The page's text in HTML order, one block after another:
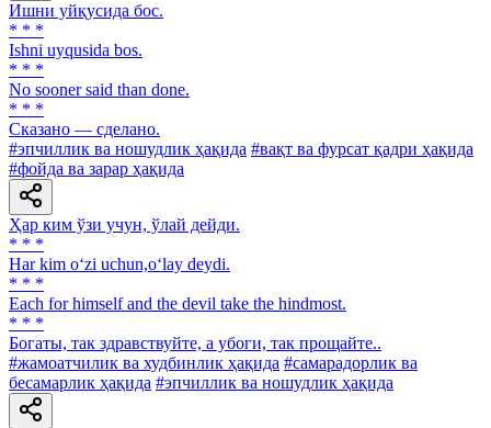
Ишни уйқусида бос.
* * *
Ishni uyqusida bos.
* * *
No sooner said than done.
* * *
Сказано — сделано.
#эпчиллик ва ношудлик ҳақида #вақт ва фурсат қадри ҳақида
#фойда ва зарар ҳақида
Ҳар ким ўзи учун, ўлай дейди.
* * *
Har kim o‘zi uchun,o‘lay deydi.
* * *
Each for himself and the devil take the hindmost.
* * *
Богаты, так здравствуйте, а убоги, так прощайте..
#жамоатчилик ва худбинлик ҳақида #самарадорлик ва
бесамарлик ҳақида #эпчиллик ва ношудлик ҳақида